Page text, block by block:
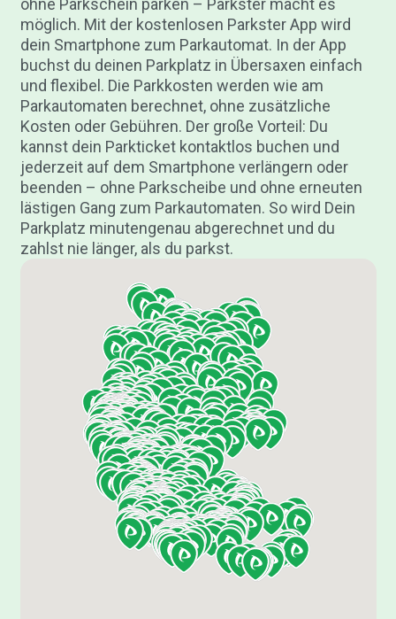
möglich. Mit der kostenlosen Parkster App wird
dein Smartphone zum Parkautomat. In der App
buchst du deinen Parkplatz in Übersaxen einfach
und flexibel. Die Parkkosten werden wie am
Parkautomaten berechnet, ohne zusätzliche
Kosten oder Gebühren. Der große Vorteil: Du
kannst dein Parkticket kontaktlos buchen und
jederzeit auf dem Smartphone verlängern oder
beenden – ohne Parkscheibe und ohne erneuten
lästigen Gang zum Parkautomaten. So wird Dein
Parkplatz minutengenau abgerechnet und du
zahlst nie länger, als du parkst.